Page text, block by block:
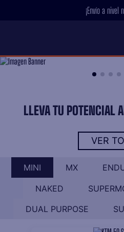
LLEVA TU POTENCIAL
MINI MX
NAKED
DUAL PURPOSE
VER